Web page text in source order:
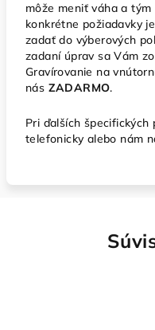
môže meniť váha a tým
konkrétne požiadavky
zadať do výberových
zadaní úprav sa Vám
Gravírovanie na
nás ZADARMO.
Pri ďalších
telefonicky alebo nám